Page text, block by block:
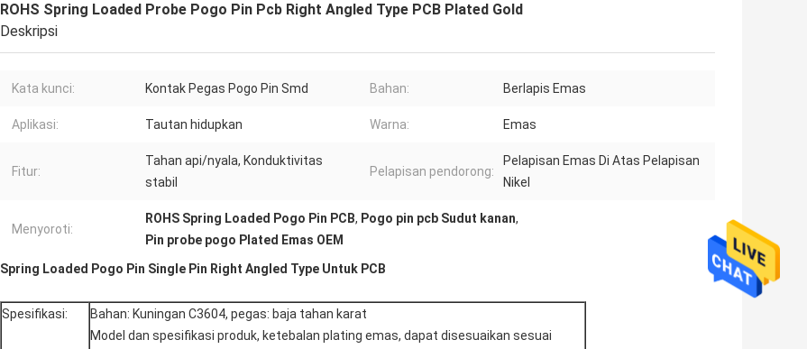
ROHS Spring Loaded Probe Pogo Pin Pcb Right Angled Type PCB Plated Gold
Deskripsi
Kata kunci: Kontak Pegas Pogo Pin Smd Bahan: Berlapis Emas
Aplikasi: Tautan hidupkan Warna: Emas
Fitur:
Tahan api/nyala, Konduktivitas
stabil
Pelapisan pendorong:
Pelapisan Emas Di Atas Pelapisan
Nikel
Menyoroti:
ROHS Spring Loaded Pogo Pin PCB, Pogo pin pcb Sudut kanan,
Pin probe pogo Plated Emas OEM
Spring Loaded Pogo Pin Single Pin Right Angled Type Untuk PCB
Spesifikasi:
Bahan: Kuningan C3604, pegas: baja tahan karat
Model dan spesifikasi produk, ketebalan plating emas, dapat disesuaikan sesuai